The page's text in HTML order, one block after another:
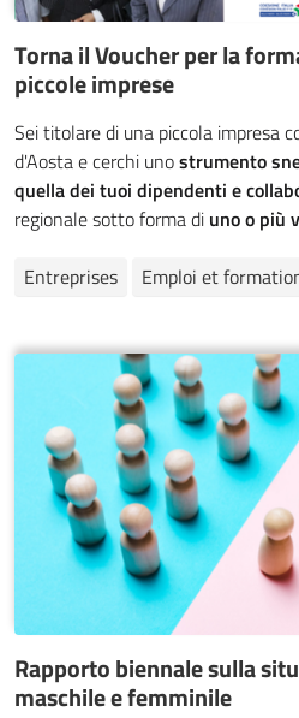
Torna il Voucher per la
piccole imprese
Sei titolare di una piccola impresa
d'Aosta e cerchi unostrumento
quella dei tuoi dipendenti e
regionale sotto forma di uno o più
Entreprises
Emploi et
Rapporto biennale sulla
maschile e femminile